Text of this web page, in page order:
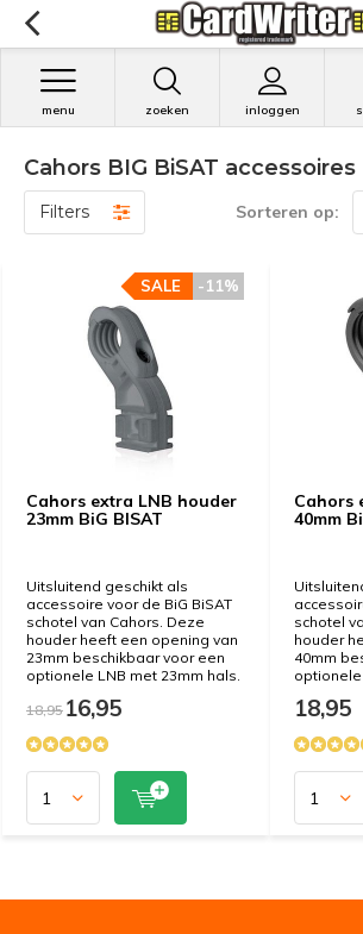
zoeken inloggen
menu
Cahors BIG BiSAT accessoires
Filters Sorteren op:
Cahors extra LNB houder
23mm BiG BISAT
Uitsluitend geschikt als
accessoire voor de BiG BiSAT
schotel van Cahors. Deze
houder heeft een opening van
23mm beschikbaar voor een
optionele LNB met 23mm hals.
18,9516,95
-11%
SALE -11%
SALE
Cahors
40mm
schotel
houder
40mm
optionele
18,95